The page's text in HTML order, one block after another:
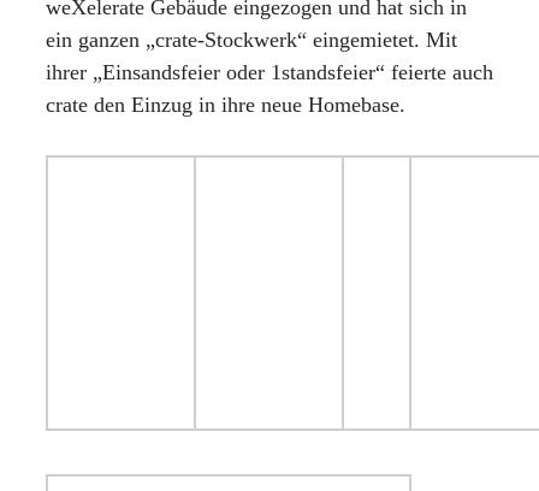
weXelerate Gebäude eingezogen und hat sich in
ein ganzen „crate-Stockwerk“ eingemietet. Mit
ihrer „Einsandsfeier oder 1standsfeier“ feierte auch
crate den Einzug in ihre neue Homebase.